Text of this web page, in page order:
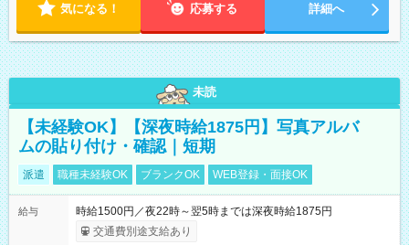
気になる！ 応募する 詳細へ
未読
【未経験OK】【深夜時給1875円】写真アルバ
ムの貼り付け・確認｜短期
派遣 職種未経験OK ブランクOK WEB登録・面接OK
給与
時給1500円／夜22時～翌5時までは深夜時給1875円
交通費別途支給あり